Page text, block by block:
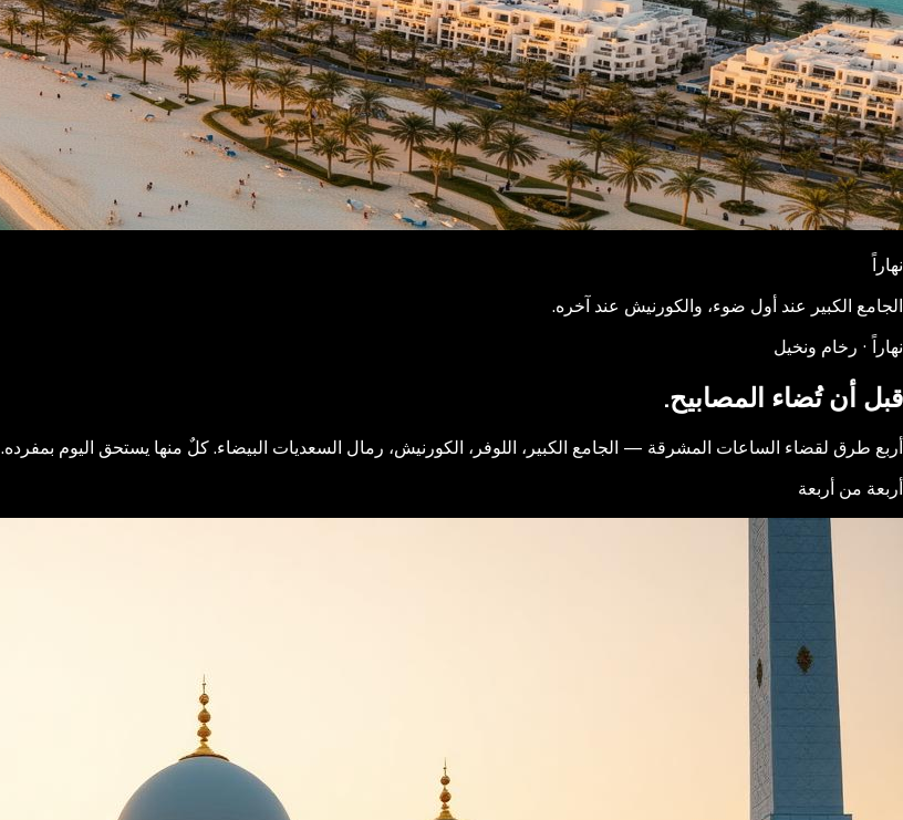
نهاراً
الجامع الكبير عند أول ضوء، والكورنيش عند آخره.
نهاراً · رخام ونخيل
قبل أن تُضاء المصابيح.
أربع طرق لقضاء الساعات المشرقة — الجامع الكبير، اللوفر، الكورنيش، رمال السعديات البيضاء. كلٌ منها يستحق اليوم بمفرده.
أربعة من أربعة